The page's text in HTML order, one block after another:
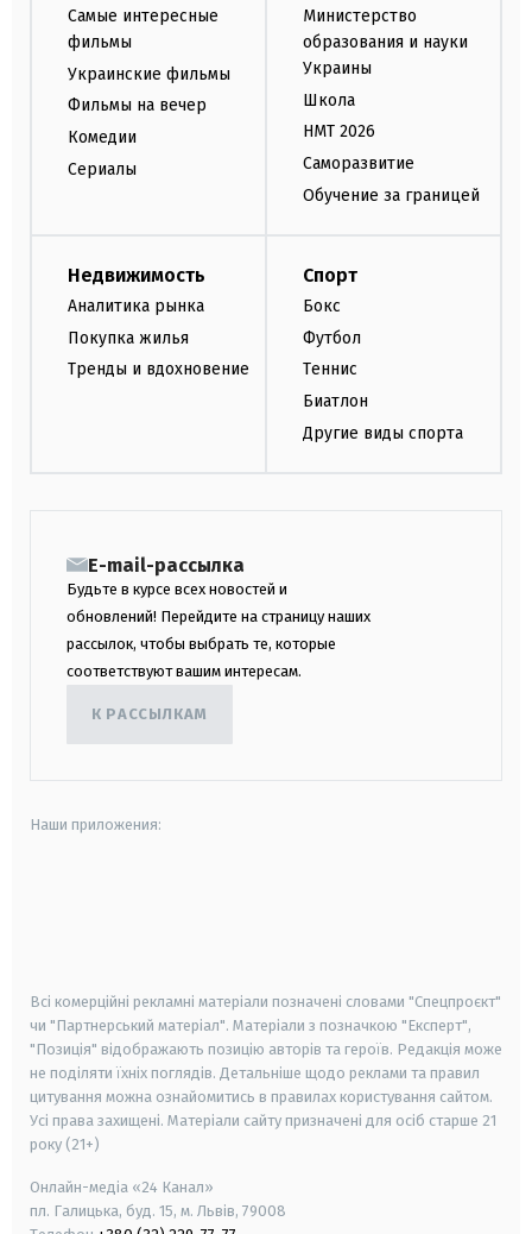
Самые интересные
фильмы
Украинские фильмы
Фильмы на вечер
Комедии
Сериалы
Министерство
образования и науки
Украины
Школа
НМТ 2026
Саморазвитие
Обучение за границей
Недвижимость
Аналитика рынка
Покупка жилья
Тренды и вдохновение
Спорт
Бокс
Футбол
Теннис
Биатлон
Другие виды спорта
E-mail-рассылка
Будьте в курсе всех новостей и
обновлений! Перейдите на страницу наших
рассылок, чтобы выбрать те, которые
соответствуют вашим интересам.
К РАССЫЛКАМ
Наши приложения:
Всі комерційні рекламні матеріали позначені словами "Спецпроєкт"
чи "Партнерський матеріал". Матеріали з позначкою "Експерт",
"Позиція" відображають позицію авторів та героїв. Редакція може
не поділяти їхніх поглядів. Детальніше щодо реклами та правил
цитування можна ознайомитись в правилах користування сайтом.
Усі права захищені. Матеріали сайту призначені для осіб старше 21
року (21+)
Онлайн-медіа «24 Канал»
пл. Галицька, буд. 15, м. Львів, 79008